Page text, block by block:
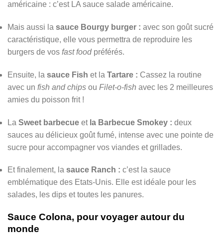
américaine : c’est LA sauce salade américaine.
Mais aussi la sauce Bourgy burger : avec son goût sucré
caractéristique, elle vous permettra de reproduire les
burgers de vos fast food préférés.
Ensuite, la sauce Fish et la Tartare : Cassez la routine
avec un fish and chips ou Filet-o-fish avec les 2 meilleures
amies du poisson frit !
La Sweet barbecue etla Barbecue Smokey : deux
sauces au délicieux goût fumé, intense avec une pointe de
sucre pour accompagner vos viandes et grillades.
Et finalement, la sauce Ranch : c’est la sauce
emblématique des Etats-Unis. Elle est idéale pour les
salades, les dips et toutes les panures.
Sauce Colona, pour voyager autour du
monde